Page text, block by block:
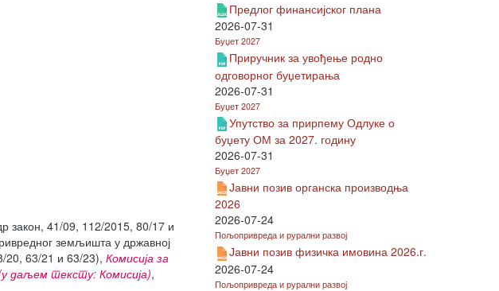
закон, 41/09, 112/2015, 80/17 и
земљишта у државној
20, 63/21 и 63/23), Комисија за
даљем тексту: Комисија),
Предлог финансијског плана
2026-07-31
Буџет 2027
Приручник за увођење родно
одговорног буџетирања
2026-07-31
Буџет 2027
Упутство за прирпему Одлуке о
буџету ОМ за 2027. годину
2026-07-31
Буџет 2027
Јавни позив органска производња
2026
2026-07-24
Пољопривреда и рурални развој
Јавни позив физичка имовина 2026.г.
2026-07-24
Пољопривреда и рурални развој